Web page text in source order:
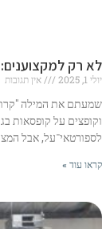
לא רק
יולי 1, 2025
אין תגובות
שמעתם את המילה
וקופצים על קופסאות
לספורטאי־על, אבל
קראו עוד »